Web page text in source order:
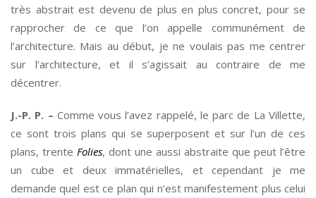
très abstrait est devenu de plus en plus concret, pour se
rapprocher de ce que l’on appelle communément de
l’architecture. Mais au début, je ne voulais pas me centrer
sur l’architecture, et il s’agissait au contraire de me
décentrer.
J.-P. P. – Comme vous l’avez rappelé, le parc de La Villette,
ce sont trois plans qui se superposent et sur l’un de ces
plans, trente Folies, dont une aussi abstraite que peut l’être
un cube et deux immatérielles, et cependant je me
demande quel est ce plan qui n’est manifestement plus celui